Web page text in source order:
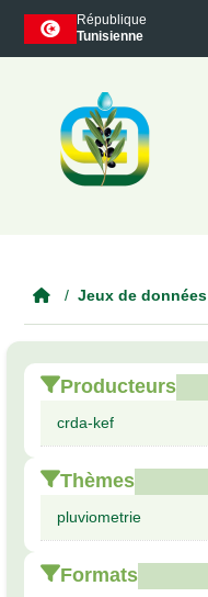
Skip to main content
République
Tunisienne
Jeux de données
Producteurs
crda-kef
Thèmes
pluviometrie
Formats